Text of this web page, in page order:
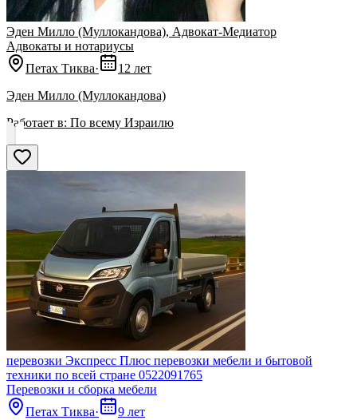
Эден Милло (Муллокандова), Aдвокат-Медиатор
Адвокаты и нoтариусы
Петах Тиква·
12 лет
Эден Милло (Муллокандова)
Работает в: По всему Израилю
перевозки Экспресс Плюс перевозки мебели и бытовой
техники по всей стране 0522091765
Перевозки и сборка мебели
Петах Тиква·
9 лет